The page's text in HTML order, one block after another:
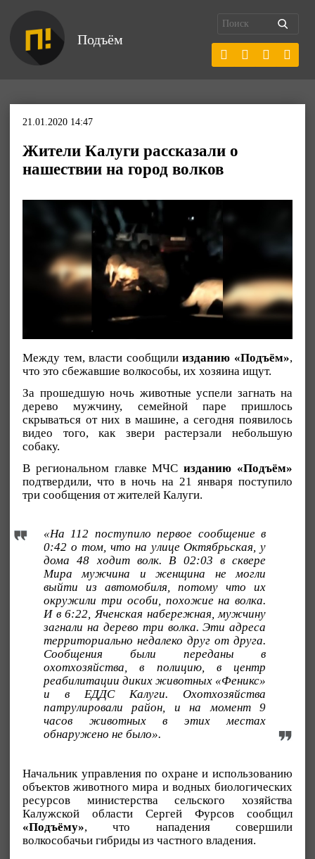
Подъём
21.01.2020 14:47
Жители Калуги рассказали о
нашествии на город волков
Между тем, власти сообщилиизданию «Подъём»,
что это сбежавшие волкособы, их хозяина ищут.
За прошедшую ночь животные успели загнать на
дерево мужчину, семейной паре пришлось
скрываться от них в машине, а сегодня появилось
видео того, как звери растерзали небольшую
собаку.
В региональном главке МЧСизданию «Подъём»
подтвердили, что в ночь на 21 января поступило
три сообщения от жителей Калуги.
«На 112 поступило первое сообщение в
0:42 о том, что на улице Октябрьская, у
дома 48 ходит волк. В 02:03 в сквере
Мира мужчина и женщина не могли
выйти из автомобиля, потому что их
окружили три особи, похожие на волка.
И в 6:22, Яченская набережная, мужчину
загнали на дерево три волка. Эти адреса
территориально недалеко друг от друга.
Сообщения были переданы в
охотхозяйства, в полицию, в центр
реабилитации диких животных «Феникс»
и в ЕДДС Калуги. Охотхозяйства
патрулировали район, и на момент 9
часов животных в этих местах
обнаружено не было».
Начальник управления по охране и использованию
объектов животного мира и водных биологических
ресурсов министерства сельского хозяйства
Калужской области Сергей Фурсов сообщил
«Подъёму», что нападения совершили
волкособачьи гибриды из частного владения.